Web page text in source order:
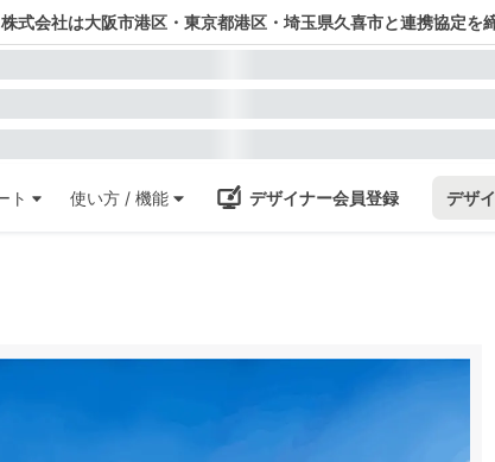
式会社は大阪市港区・東京都港区・埼玉県久喜市と連携協定を
ト 使い方 / 機能 デザイナー会員登録 デザ